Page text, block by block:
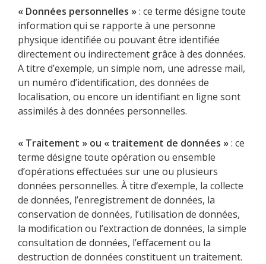
« Données personnelles »: ce terme désigne toute
information qui se rapporte à une personne
physique identifiée ou pouvant être identifiée
directement ou indirectement grâce à des données.
A titre d’exemple, un simple nom, une adresse mail,
un numéro d’identification, des données de
localisation, ou encore un identifiant en ligne sont
assimilés à des données personnelles.
« Traitement » ou « traitement de données »: ce
terme désigne toute opération ou ensemble
d’opérations effectuées sur une ou plusieurs
données personnelles. À titre d’exemple, la collecte
de données, l’enregistrement de données, la
conservation de données, l’utilisation de données,
la modification ou l’extraction de données, la simple
consultation de données, l’effacement ou la
destruction de données constituent un traitement.